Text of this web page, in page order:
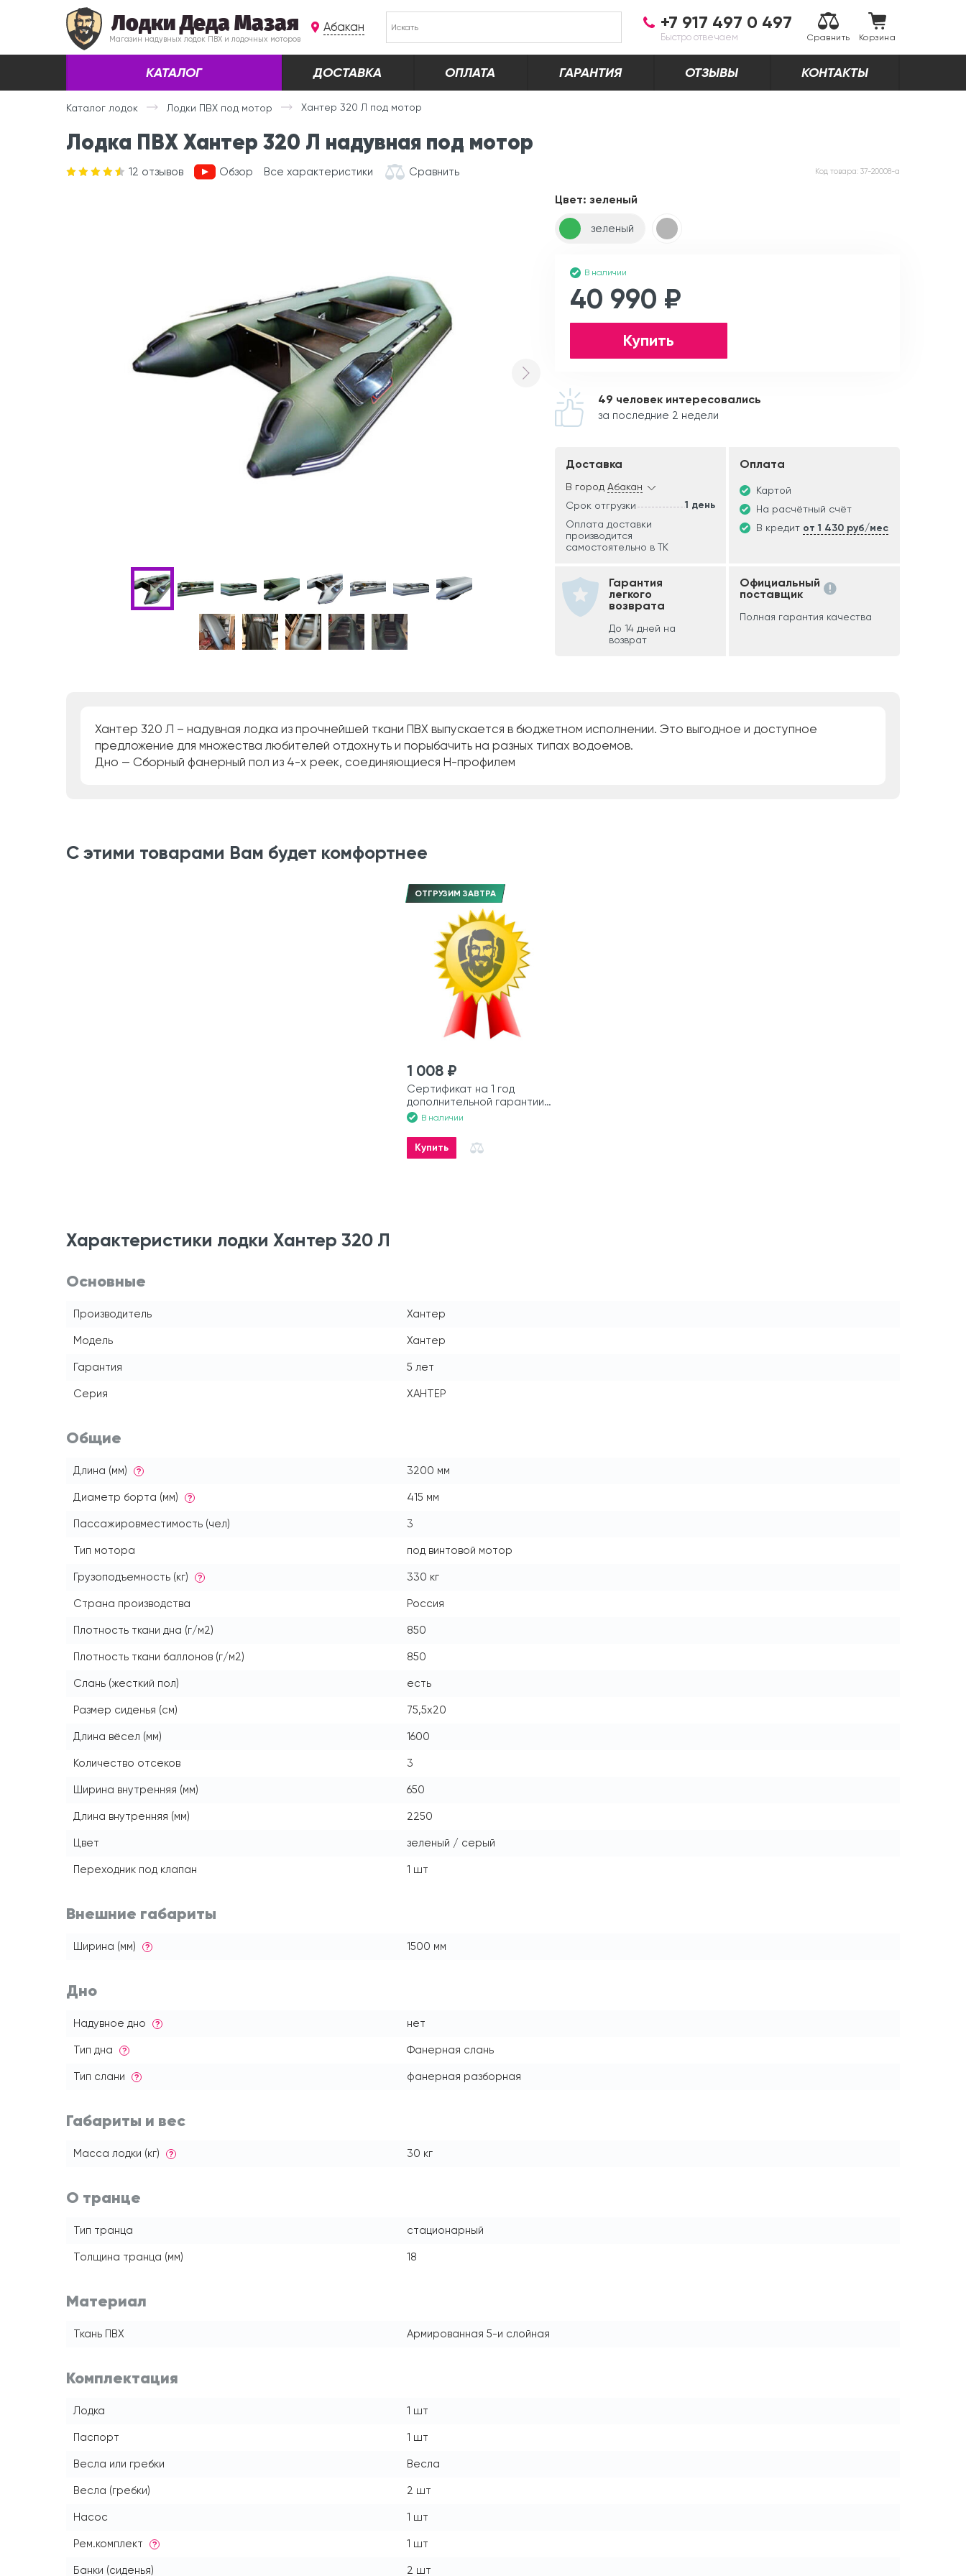
Лодки Деда Мазая
Магазин надувных лодок ПВХ и лодочных моторов
Абакан +7 917 497 0 497
Быстро отвечаем Сравнить Корзина
КАТАЛОГ ДОСТАВКА ОПЛАТА ГАРАНТИЯ ОТЗЫВЫ КОНТАКТЫ
Каталог лодок Лодки ПВХ под мотор Хантер 320 Л под мотор
Лодка ПВХ Хантер 320 Л надувная под мотор
12 отзывов Обзор Все характеристики Сравнить Код товара: 37-20008-a
Цвет: зеленый
зеленый
В наличии
40 990 ₽
Купить
49 человек интересовались
за последние 2 недели
Доставка
В город Абакан
Срок отгрузки
1 день
Оплата доставки
производится
самостоятельно в ТК
Оплата
Картой
На расчётный счёт
В кредит от 1 430 руб/мес
Гарантия
легкого
возврата
До 14 дней на
возврат
Официальный
поставщик
Полная гарантия качества
Хантер 320 Л – надувная лодка из прочнейшей ткани ПВХ выпускается в бюджетном исполнении. Это выгодное и доступное
предложение для множества любителей отдохнуть и порыбачить на разных типах водоемов.
Дно — Сборный фанерный пол из 4-х реек, соединяющиеся Н-профилем
С этими товарами Вам будет комфортнее
ОТГРУЗИМ ЗАВТРА
1 008 ₽
Сертификат на 1 год
дополнительной гарантии
на моторную лодку
В наличии
Купить
Характеристики лодки Хантер 320 Л
Основные
Производитель Хантер
Модель Хантер
Гарантия 5 лет
Серия ХАНТЕР
Общие
Длина (мм) ? 3200 мм
Диаметр борта (мм) ? 415 мм
Пассажировместимость (чел) 3
Тип мотора под винтовой мотор
Грузоподъемность (кг) ? 330 кг
Страна производства Россия
Плотность ткани дна (г/м2) 850
Плотность ткани баллонов (г/м2) 850
Слань (жесткий пол) есть
Размер сиденья (см) 75,5x20
Длина вёсел (мм) 1600
Количество отсеков 3
Ширина внутренняя (мм) 650
Длина внутренняя (мм) 2250
Цвет зеленый / серый
Переходник под клапан 1 шт
Внешние габариты
Ширина (мм) ? 1500 мм
Дно
Надувное дно ? нет
Тип дна ? Фанерная слань
Тип слани ? фанерная разборная
Габариты и вес
Масса лодки (кг) ? 30 кг
О транце
Тип транца стационарный
Толщина транца (мм) 18
Материал
Ткань ПВХ Армированная 5-и слойная
Комплектация
Лодка 1 шт
Паспорт 1 шт
Весла или гребки Весла
Весла (гребки) 2 шт
Насос 1 шт
Рем.комплект ? 1 шт
Банки (сиденья) 2 шт